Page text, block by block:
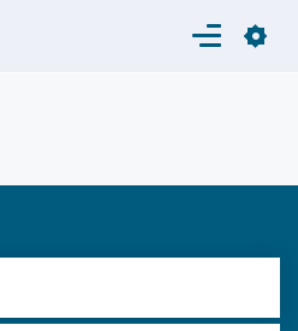
Login